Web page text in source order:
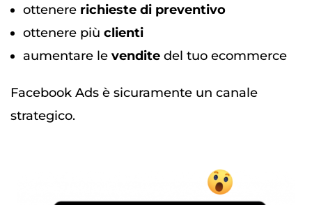
ottenere richieste di preventivo
ottenere più clienti
aumentare le vendite del tuo ecommerce
Facebook Ads è sicuramente un canale
strategico.